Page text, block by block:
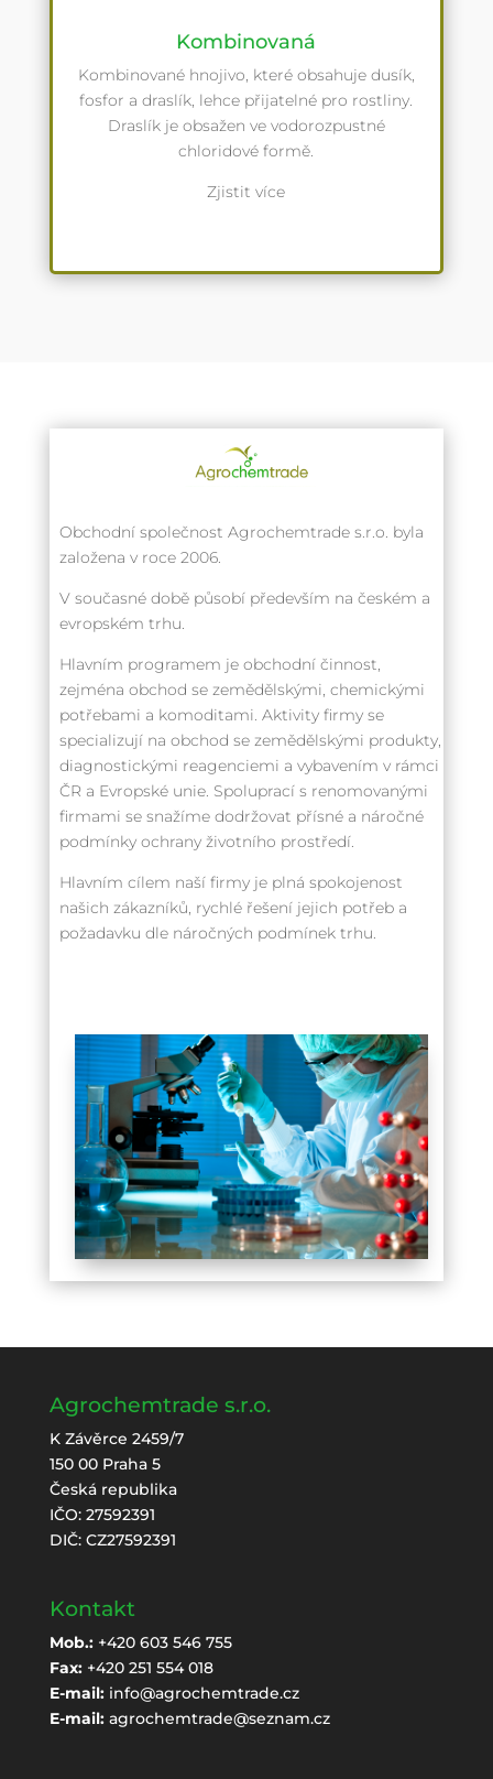
Kombinovaná
Kombinované hnojivo, které obsahuje dusík,
fosfor a draslík, lehce přijatelné pro rostliny.
Draslík je obsažen ve vodorozpustné
chloridové formě.
Zjistit více
Obchodní společnost Agrochemtrade s.r.o. byla
založena v roce 2006.
V současné době působí především na českém a
evropském trhu.
Hlavním programem je obchodní činnost,
zejména obchod se zemědělskými, chemickými
potřebami a komoditami. Aktivity firmy se
specializují na obchod se zemědělskými produkty,
diagnostickými reagenciemi a vybavením v rámci
ČR a Evropské unie. Spoluprací s renomovanými
firmami se snažíme dodržovat přísné a náročné
podmínky ochrany životního prostředí.
Hlavním cílem naší firmy je plná spokojenost
našich zákazníků, rychlé řešení jejich potřeb a
požadavku dle náročných podmínek trhu.
Agrochemtrade s.r.o.
K Závěrce 2459/7
150 00 Praha 5
Česká republika
IČO: 27592391
DIČ: CZ27592391
Kontakt
Mob.:+420 603 546 755
Fax:+420 251 554 018
E-mail: info@agrochemtrade.cz
E-mail: agrochemtrade@seznam.cz